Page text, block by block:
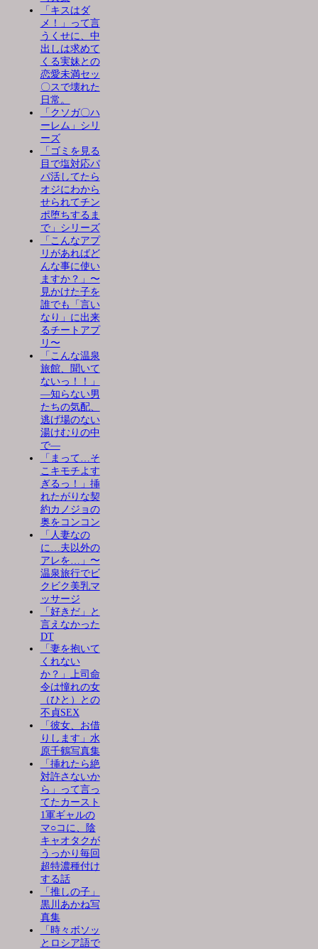
「キスはダ
メ！」って言
うくせに、中
出しは求めて
くる実妹との
恋愛未満セッ
〇スで壊れた
日常。
「クソガ〇ハ
ーレム」シリ
ーズ
「ゴミを見る
目で塩対応パ
パ活してたら
オジにわから
せられてチン
ポ堕ちするま
で」シリーズ
「こんなアプ
リがあればど
んな事に使い
ますか？」〜
見かけた子を
誰でも「言い
なり」に出来
るチートアプ
リ〜
「こんな温泉
旅館、聞いて
ないっ！！」
―知らない男
たちの気配、
逃げ場のない
湯けむりの中
で―
「まって…そ
こキモチよす
ぎるっ！」挿
れたがりな契
約カノジョの
奥をコンコン
「人妻なの
に…夫以外の
アレを…」〜
温泉旅行でビ
クビク美乳マ
ッサージ
「好きだ」と
言えなかった
DT
「妻を抱いて
くれない
か？」上司命
令は憧れの女
（ひと）との
不貞SEX
「彼女、お借
りします」水
原千鶴写真集
「挿れたら絶
対許さないか
ら」って言っ
てたカースト
1軍ギャルの
マ○コに、陰
キャオタクが
うっかり毎回
超特濃種付け
する話
「推しの子」
黒川あかね写
真集
「時々ボソッ
とロシア語で